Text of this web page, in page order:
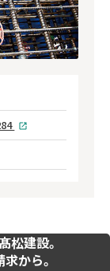
松建設。
から。